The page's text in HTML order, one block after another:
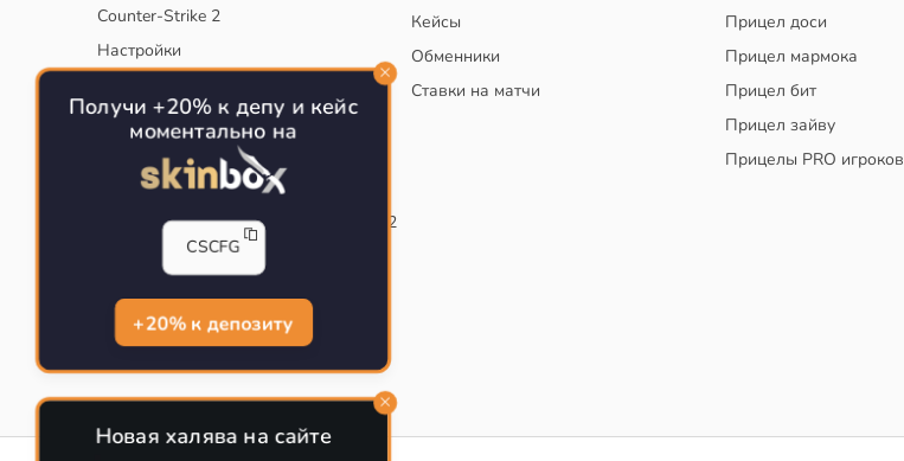
Counter-Strike 2
Настройки
Тактики
Конфиг для тренировок в CS
Как сохранить свой конфиг CS
Инста смоки на карте de_mirage в CS2
Рабочий бинд на Jumpthrow
Кейсы
Обменники
Ставки на матчи
Прицел доси
Прицел мармока
Прицел бит
Прицел зайву
Прицелы PRO игроков
Получи +20% к депу и кейс
моментально на
CSCFG
+20% к депозиту
Новая халява на сайте